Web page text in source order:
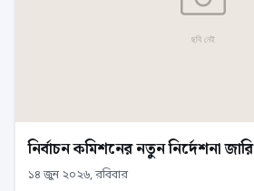
নির্বাচন কমিশনের নতুন নির্দেশনা জারি
১৪ জুন ২০২৬, রবিবার